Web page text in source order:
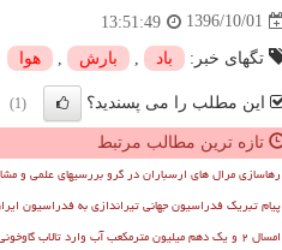
1396/10/01
13:51:49
تگهای خبر: باد بارش هوا
این مطلب را می پسندید؟ (1)
تازه ترین مطالب مرتبط
رهاسازی مرال های ارسباران در گرو بررسیهای علمی و
پیام تبریک فدراسیون جهانی تیراندازی به فدراسیون
امسال ۲ و یک دهم میلیون مترمکعب آب وارد تالاب گاوخونی شد